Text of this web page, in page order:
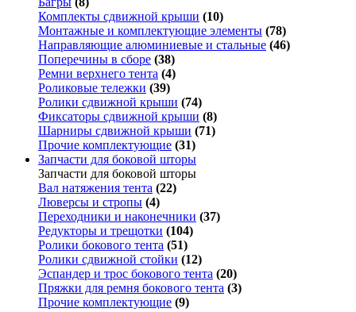
Комплекты сдвижной крыши (10)
Монтажные и комплектующие элементы (78)
Направляющие алюминиевые и стальные (46)
Поперечины в сборе (38)
Ремни верхнего тента (4)
Роликовые тележки (39)
Ролики сдвижной крыши (74)
Фиксаторы сдвижной крыши (8)
Шарниры сдвижной крыши (71)
Прочие комплектующие (31)
Запчасти для боковой шторы
Запчасти для боковой шторы
Вал натяжения тента (22)
Люверсы и стропы (4)
Переходники и наконечники (37)
Редукторы и трещотки (104)
Ролики бокового тента (51)
Ролики сдвижной стойки (12)
Эспандер и трос бокового тента (20)
Пряжки для ремня бокового тента (3)
Прочие комплектующие (9)